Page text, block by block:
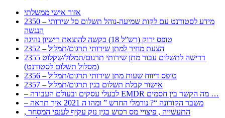
אזור אישי ממשלתי
2350 – מידע לסטודנט עם לקות שמיעה-נוהל תשלום סל שירותי
הנגשה
טופס ירוק (רש”ל 18) בקשה להוצאת רישיון נהיגה
2352 – הצעת מחיר למתן שירותי תרגום/תמלול
2355 דרישה לתשלום עבור מתן שירותי תרגום/תמלול/שקלוט
(מסלול תשלום לסטודנט)
2356 – טופס דיווח שעות מתן שירותי תרגום/תמלול
2357 – אישור קבלת תשלום בגין תרגום/תמלול
– לבעלי עסקים ובעולם העבודה EMDR מה הקשר בין חסמים …
– משבר הקורונה “? נורמלי החדש ” ומהו ה 2021 איך תראה
, התעשייה , פיצויי מס רכוש בגין נזק עקיף לענפי המסחר